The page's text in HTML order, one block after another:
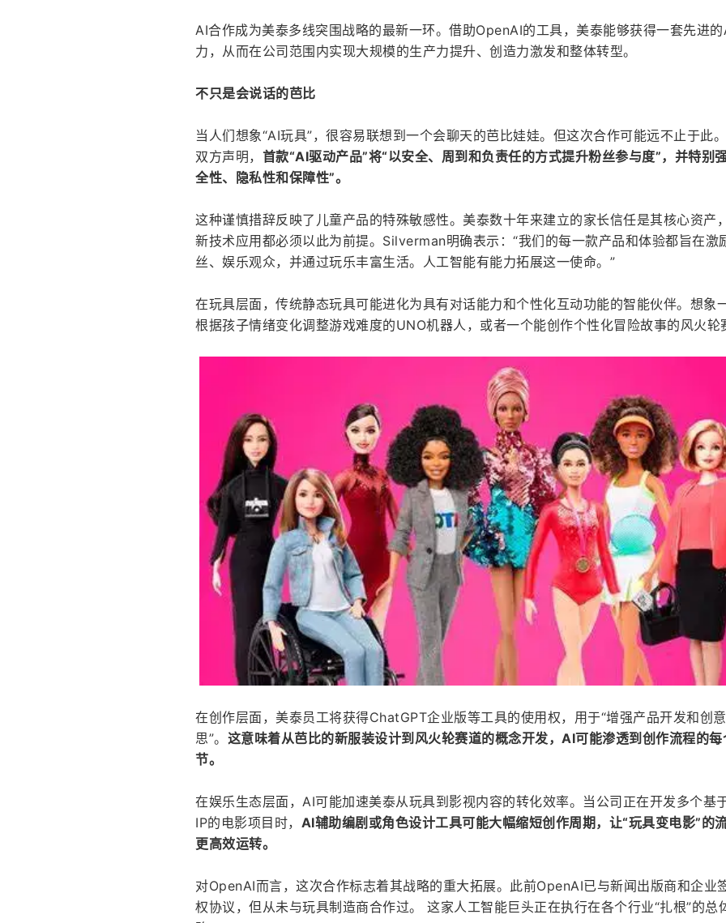
AI合作成为美泰多线突围战略的最新一环。借助OpenAI的工具，美泰能够获得一套先进
力，从而在公司范围内实现大规模的生产力提升、创造力激发和整体转型。
不只是会说话的芭比
当人们想象“AI玩具”，很容易联想到一个会聊天的芭比娃娃。但这次合作可能远不止于此
双方声明， 首款“AI驱动产品”将“以安全、周到和负责任的方式提升粉丝参与度”，并特别
全性、隐私性和保障性”。
这种谨慎措辞反映了儿童产品的特殊敏感性。美泰数十年来建立的家长信任是其核心资产
新技术应用都必须以此为前提。Silverman明确表示：“我们的每一款产品和体验都旨在激
丝、娱乐观众，并通过玩乐丰富生活。人工智能有能力拓展这一使命。”
在玩具层面，传统静态玩具可能进化为具有对话能力和个性化互动功能的智能伙伴。想象
根据孩子情绪变化调整游戏难度的UNO机器人，或者一个能创作个性化冒险故事的风火轮
在创作层面，美泰员工将获得ChatGPT企业版等工具的使用权，用于“增强产品开发和创
思”。 这意味着从芭比的新服装设计到风火轮赛道的概念开发，AI可能渗透到创作流程的每
节。
在娱乐生态层面，AI可能加速美泰从玩具到影视内容的转化效率。当公司正在开发多个基
IP的电影项目时， AI辅助编剧或角色设计工具可能大幅缩短创作周期，让“玩具变电影”的
更高效运转。
对OpenAI而言，这次合作标志着其战略的重大拓展。此前OpenAI已与新闻出版商和企业
权协议，但从未与玩具制造商合作过。 这家人工智能巨头正在执行在各个行业“扎根”的总